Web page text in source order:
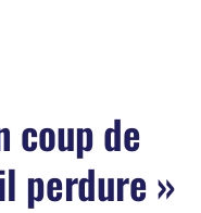
coup de
perdure »